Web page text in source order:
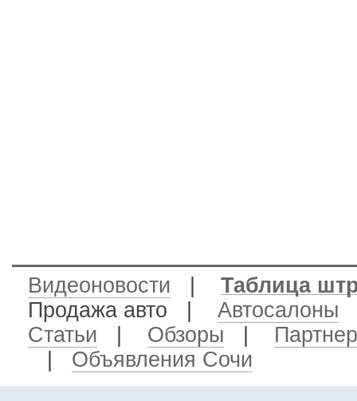
Видеоновости
Таблица
Продажа авто
Автосалоны
Статьи
Обзоры
Объявления Сочи